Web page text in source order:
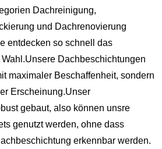
Dachreinigung,
und Dachrenovierung
entdecken so schnell das
Dachbeschichtungen
maximaler Beschaffenheit, sondern
Erscheinung.Unser
gebaut, also können unsre
genutzt werden, ohne dass
erkennbar werden.